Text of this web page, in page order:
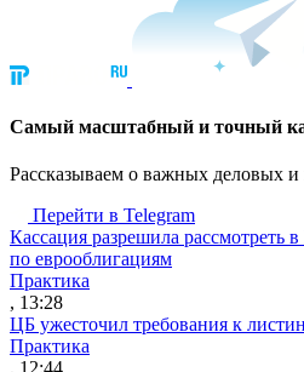
Cамый масштабный и точный
Рассказываем о важных деловых
Перейти в Telegram
Кассация разрешила рассмотреть
по еврооблигациям
Практика
, 13:28
ЦБ ужесточил требования к
Практика